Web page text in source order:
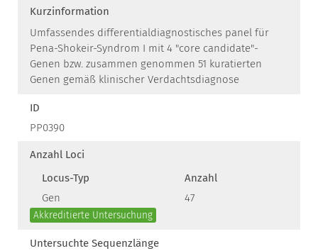
Kurzinformation
Umfassendes differentialdiagnostisches panel für
Pena-Shokeir-Syndrom I mit 4 "core candidate"-
Genen bzw. zusammen genommen 51 kuratierten
Genen gemäß klinischer Verdachtsdiagnose
ID
PP0390
Anzahl Loci
Locus-Typ
Anzahl
Gen
47
Akkreditierte Untersuchung
Untersuchte Sequenzlänge